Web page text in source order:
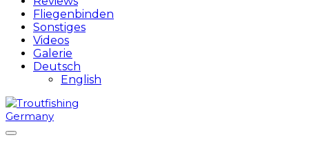
Fliegenbinden
Sonstiges
Videos
Galerie
Deutsch
English